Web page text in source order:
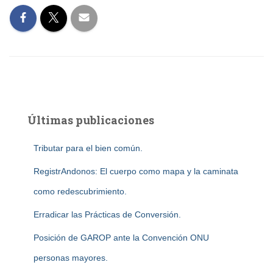
Últimas publicaciones
Tributar para el bien común.
RegistrAndonos: El cuerpo como mapa y la caminata
como redescubrimiento.
Erradicar las Prácticas de Conversión.
Posición de GAROP ante la Convención ONU
personas mayores.